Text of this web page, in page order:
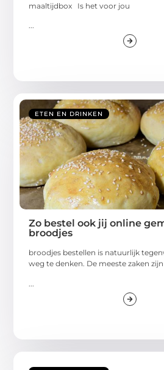
maaltijdbox Is het voor jou
...
ETEN EN DRINKEN
Zo bestel ook jij online
broodjes
broodjes bestellen is natuurlijk
weg te denken. De meeste zaken